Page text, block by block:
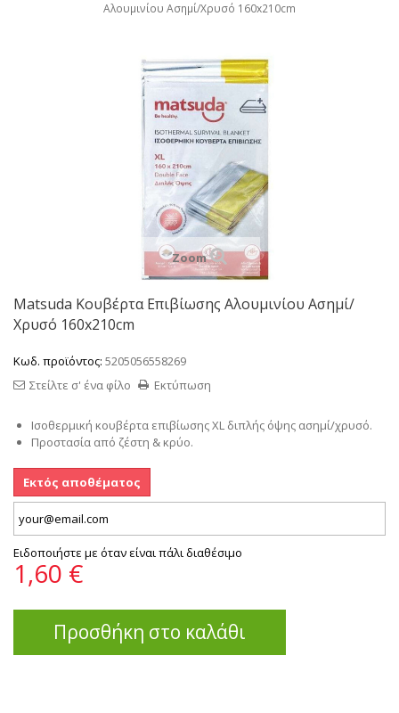
Αλουμινίου Ασημί/Χρυσό 160x210cm
Zoom
Matsuda Κουβέρτα Επιβίωσης Αλουμινίου Ασημί/
Χρυσό 160x210cm
Κωδ. προϊόντος: 5205056558269
Εκτύπωση
Στείλτε σ' ένα φίλο
Ισοθερμική κουβέρτα επιβίωσης XL διπλής όψης ασημί/χρυσό.
Προστασία από ζέστη & κρύο.
Εκτός αποθέματος
Ειδοποιήστε με όταν είναι πάλι διαθέσιμο
1,60 €
Προσθήκη στο καλάθι